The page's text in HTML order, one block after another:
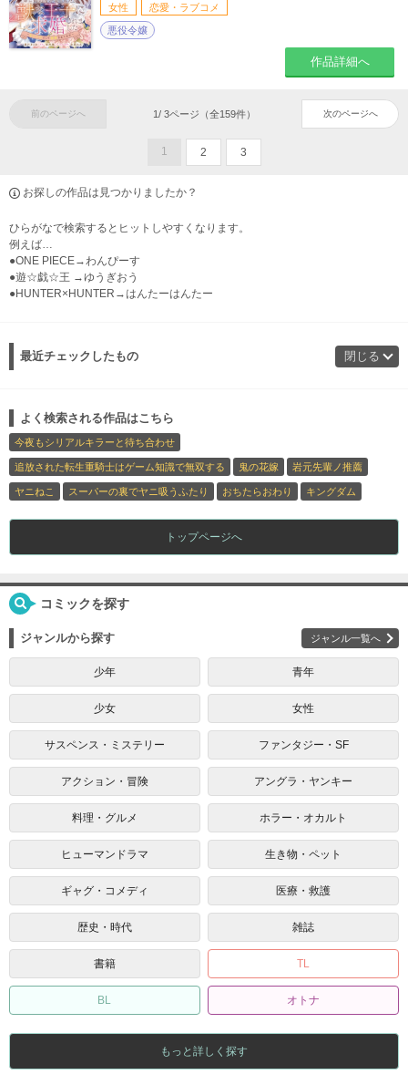
女性
恋愛・ラブコメ
悪役令嬢
作品詳細へ
前のページへ 1/ 3ページ（全159件） 次のページへ
1 2 3
お探しの作品は見つかりましたか？
ひらがなで検索するとヒットしやすくなります。
例えば…
●ONE PIECE→わんぴーす
●遊☆戯☆王 →ゆうぎおう
●HUNTER×HUNTER→はんたーはんたー
最近チェックしたもの 閉じる
よく検索される作品はこちら
今夜もシリアルキラーと待ち合わせ
追放された転生重騎士はゲーム知識で無双する 鬼の花嫁 岩元先輩ノ推薦
ヤニねこ スーパーの裏でヤニ吸うふたり おちたらおわり キングダム
トップページへ
コミックを探す
ジャンルから探す ジャンル一覧へ
少年 青年
少女 女性
サスペンス・ミステリー ファンタジー・SF
アクション・冒険 アングラ・ヤンキー
料理・グルメ ホラー・オカルト
ヒューマンドラマ 生き物・ペット
ギャグ・コメディ 医療・救護
歴史・時代 雑誌
書籍 TL
BL オトナ
もっと詳しく探す